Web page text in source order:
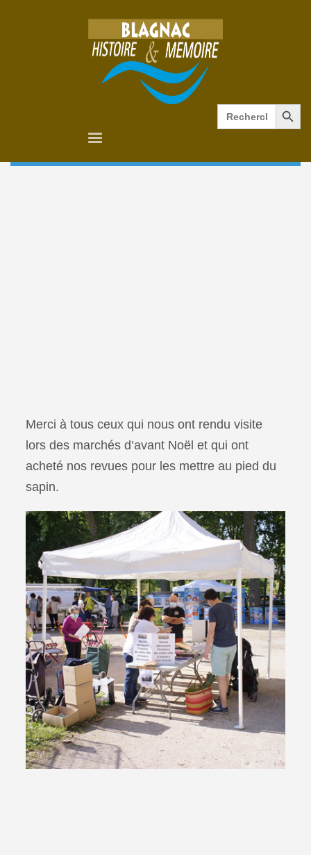
Search
for:
Search Button
Merci à tous ceux qui nous ont rendu visite
lors des marchés d’avant Noël et qui ont
acheté nos revues pour les mettre au pied du
sapin.